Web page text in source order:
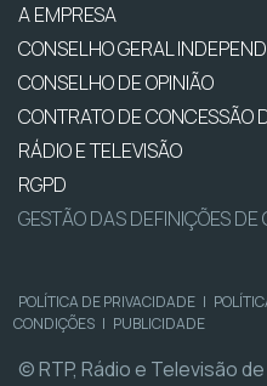
A EMPRESA
CONSELHO GERAL
CONSELHO DE OPINIÃO
CONTRATO DE CONCESSÃO
RÁDIO E TELEVISÃO
RGPD
GESTÃO DAS DEFINIÇÕES DE
POLÍTICA DE PRIVACIDADE |
CONDIÇÕES | PUBLICIDADE
© RTP, Rádio e Televisão